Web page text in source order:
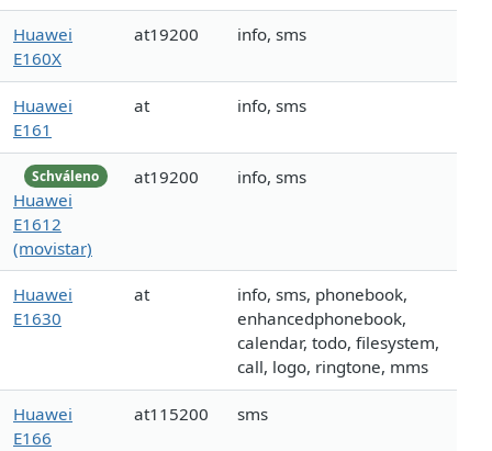
Huawei
E160X
at19200 info, sms
Huawei
E161
at info, sms
Schváleno
Huawei
E1612
(movistar)
at19200 info, sms
Huawei
E1630
at
info, sms, phonebook,
enhancedphonebook,
calendar, todo, filesystem,
call, logo, ringtone, mms
Huawei
E166
at115200 sms